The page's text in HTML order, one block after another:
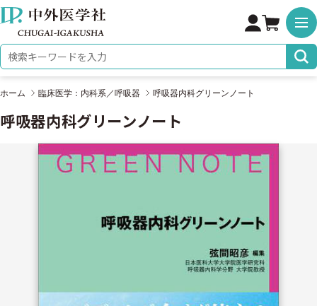
株式会社 中外医学社
検索キーワード
ホーム 臨床医学：内科系／呼吸器 呼吸器内科グリーンノート
呼吸器内科グリーンノート